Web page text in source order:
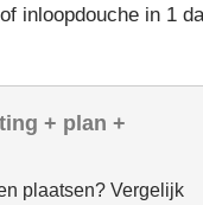
inloopdouche in 1
+ plan +
plaatsen? Vergelijk